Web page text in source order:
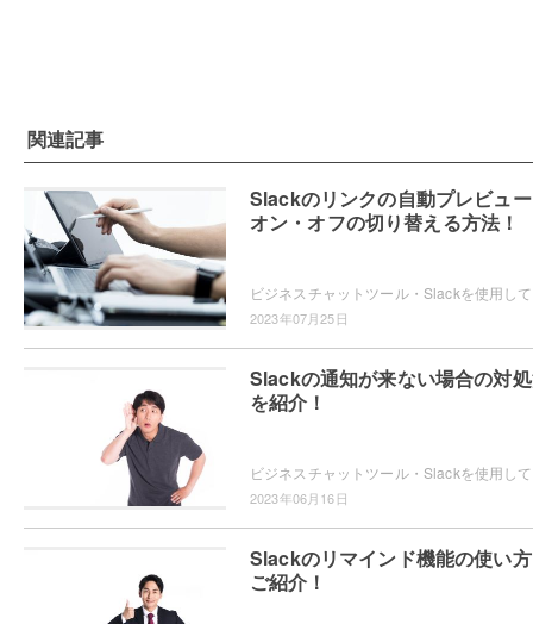
関連記事
Slackのリンクの自動プレビュ
オン・オフの切り替える方法！
2023年07月25日
Slackの通知が来ない場合の対
を紹介！
2023年06月16日
Slackのリマインド機能の使い
ご紹介！